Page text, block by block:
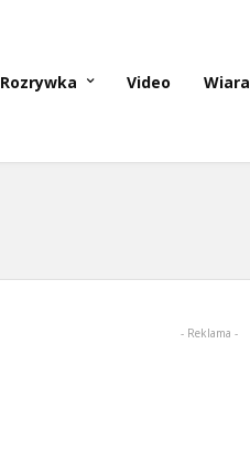
Rozrywka Video Wiara
- Reklama -